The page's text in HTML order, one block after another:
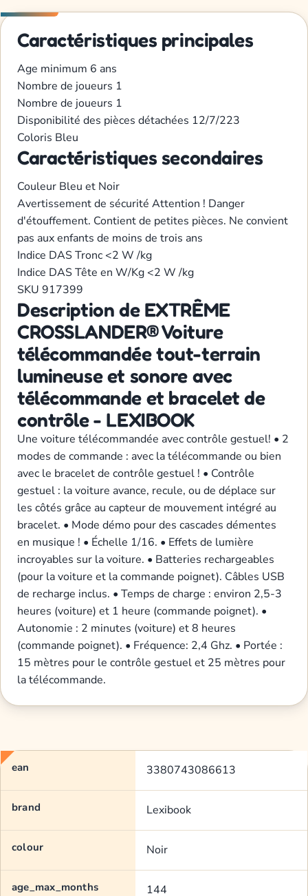
Caractéristiques principales
Age minimum 6 ans
Nombre de joueurs 1
Nombre de joueurs 1
Disponibilité des pièces détachées 12/7/223
Coloris Bleu
Caractéristiques secondaires
Couleur Bleu et Noir
Avertissement de sécurité Attention ! Danger
d'étouffement. Contient de petites pièces. Ne convient
pas aux enfants de moins de trois ans
Indice DAS Tronc<2 W /kg
Indice DAS Tête en W/Kg<2 W /kg
SKU 917399
Description de EXTRÊME
CROSSLANDER® Voiture
télécommandée tout-terrain
lumineuse et sonore avec
télécommande et bracelet de
contrôle - LEXIBOOK
Une voiture télécommandée avec contrôle gestuel! • 2
modes de commande : avec la télécommande ou bien
avec le bracelet de contrôle gestuel ! • Contrôle
gestuel : la voiture avance, recule, ou de déplace sur
les côtés grâce au capteur de mouvement intégré au
bracelet. • Mode démo pour des cascades démentes
en musique ! • Échelle 1/16. • Effets de lumière
incroyables sur la voiture. • Batteries rechargeables
(pour la voiture et la commande poignet). Câbles USB
de recharge inclus. • Temps de charge : environ 2,5-3
heures (voiture) et 1 heure (commande poignet). •
Autonomie : 2 minutes (voiture) et 8 heures
(commande poignet). • Fréquence: 2,4 Ghz. • Portée :
15 mètres pour le contrôle gestuel et 25 mètres pour
la télécommande.
ean 3380743086613
brand Lexibook
colour Noir
age_max_months 144